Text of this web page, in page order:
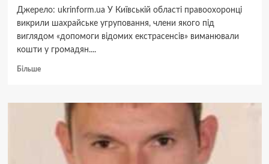
Джерело: ukrinform.ua У Київській області правоохоронці
викрили шахрайське угруповання, члени якого під
виглядом «допомоги відомих екстрасенсів» виманювали
кошти у громадян....
БільшеДокладніше
Київщині
групу
шахраїв,
видавали